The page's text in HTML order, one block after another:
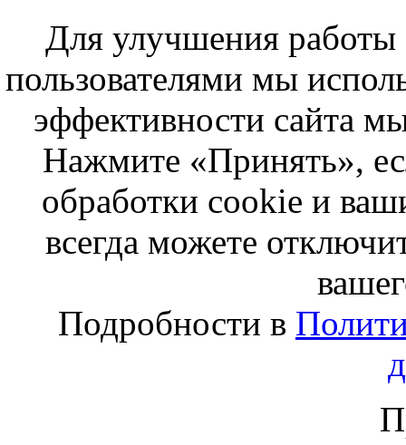
Для улучшения работы
пользователями мы
эффективности сайта
Нажмите «Принять»,
обработки cookie и
всегда можете
Подробности в